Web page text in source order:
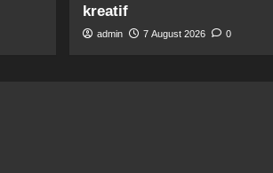
kreatif
admin 7 August 2026 0